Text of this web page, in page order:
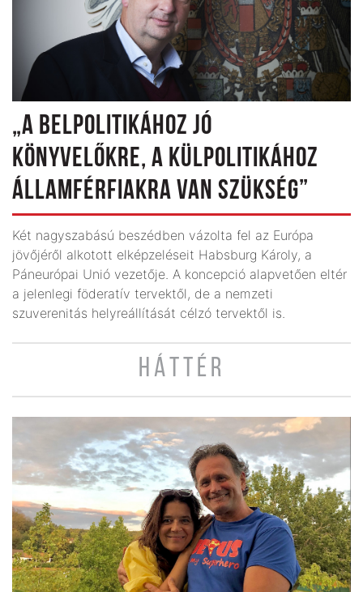
„A BELPOLITIKÁHOZ JÓ
KÖNYVELŐKRE, A KÜLPOLITIKÁHOZ
ÁLLAMFÉRFIAKRA VAN SZÜKSÉG”
Két nagyszabású beszédben vázolta fel az Európa
jövőjéről alkotott elképzeléseit Habsburg Károly, a
Páneurópai Unió vezetője. A koncepció alapvetően eltér
a jelenlegi föderatív tervektől, de a nemzeti
szuverenitás helyreállítását célzó tervektől is.
HÁTTÉR